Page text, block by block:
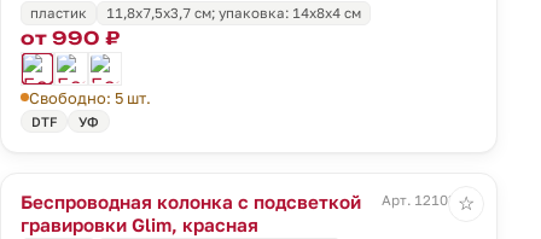
пластик 11,8х7,5х3,7 см; упаковка: 14х8х4 см
от 990 ₽
Свободно: 5 шт.
DTF УФ
Беспроводная колонка с подсветкой
гравировки Glim, красная
Арт. 12103.50
☆